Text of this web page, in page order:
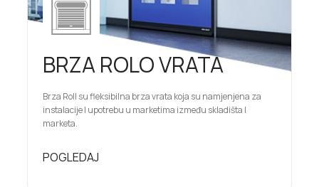
BRZA ROLO VRATA
Brza Roll su fleksibilna brza vrata koja su namjenjena za
instalacije I upotrebu u marketima između skladišta I
marketa.
POGLEDAJ